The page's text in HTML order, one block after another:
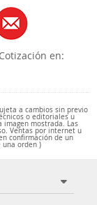
en:
a cambios sin previo
o editoriales u
mostrada. Las
Ventas por internet u
confirmación de un
una orden )